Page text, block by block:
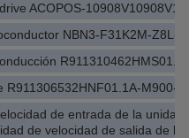
ACOPOS-
NBN3-F31K2M-Z8L-
R911306532HNF01.1A-M900-
de entrada de la
de velocidad de salida de la